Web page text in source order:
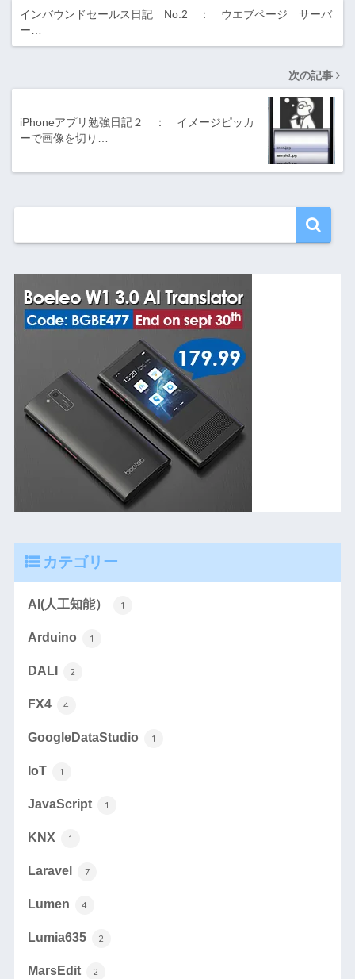
インバウンドセールス日記 No.2 ： ウエブページ サーバ
ー…
次の記事
iPhoneアプリ勉強日記２ ： イメージピッカ
ーで画像を切り…
カテゴリー
AI(人工知能） 1
Arduino 1
DALI 2
FX4 4
GoogleDataStudio 1
IoT 1
JavaScript 1
KNX 1
Laravel 7
Lumen 4
Lumia635 2
MarsEdit 2